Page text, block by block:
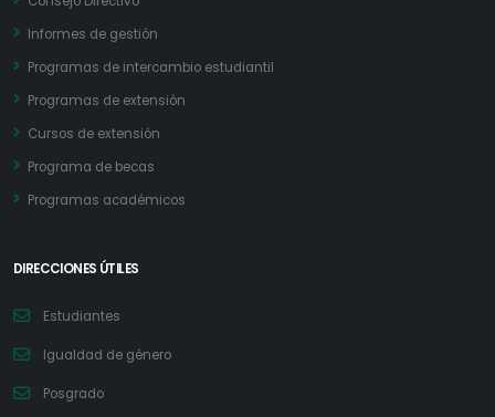
Informes de gestión
Programas de intercambio estudiantil
Programas de extensión
Cursos de extensión
Programa de becas
Programas académicos
DIRECCIONES ÚTILES
Estudiantes
Igualdad de género
Posgrado